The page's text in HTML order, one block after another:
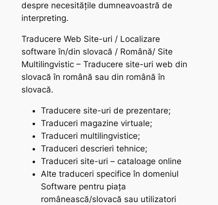
despre necesitățile dumneavoastră de
interpreting.
Traducere Web Site-uri / Localizare
software în/din slovacă / Română/ Site
Multilingvistic – Traducere site-uri web din
slovacă în română sau din română în
slovacă.
Traducere site-uri de prezentare;
Traduceri magazine virtuale;
Traduceri multilingvistice;
Traduceri descrieri tehnice;
Traduceri site-uri – cataloage online
Alte traduceri specifice în domeniul
Software pentru piața
românească/slovacă sau utilizatori